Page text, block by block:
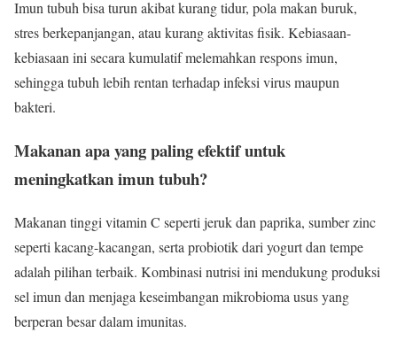
Imun tubuh bisa turun akibat kurang tidur, pola makan buruk,
stres berkepanjangan, atau kurang aktivitas fisik. Kebiasaan-
kebiasaan ini secara kumulatif melemahkan respons imun,
sehingga tubuh lebih rentan terhadap infeksi virus maupun
bakteri.
Makanan apa yang paling efektif untuk
meningkatkan imun tubuh?
Makanan tinggi vitamin C seperti jeruk dan paprika, sumber zinc
seperti kacang-kacangan, serta probiotik dari yogurt dan tempe
adalah pilihan terbaik. Kombinasi nutrisi ini mendukung produksi
sel imun dan menjaga keseimbangan mikrobioma usus yang
berperan besar dalam imunitas.